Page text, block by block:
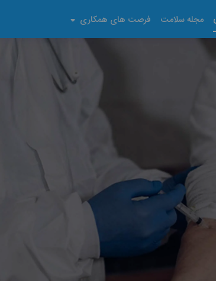
مجله سلامت فرصت های همکاری